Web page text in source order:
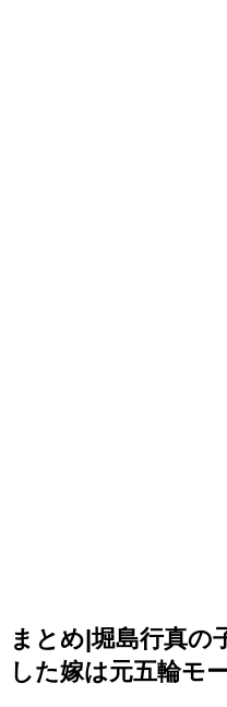
まとめ|堀島行真の
した嫁は元五輪モ